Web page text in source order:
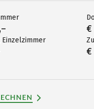
Einzelzimmer
€
€